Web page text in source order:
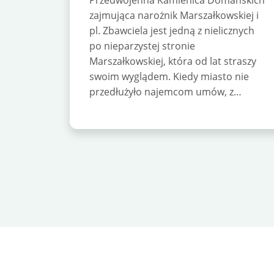
zajmująca narożnik Marszałkowskiej i
pl. Zbawciela jest jedną z nielicznych
po nieparzystej stronie
Marszałkowskiej, która od lat straszy
swoim wyglądem. Kiedy miasto nie
przedłużyło najemcom umów, z…